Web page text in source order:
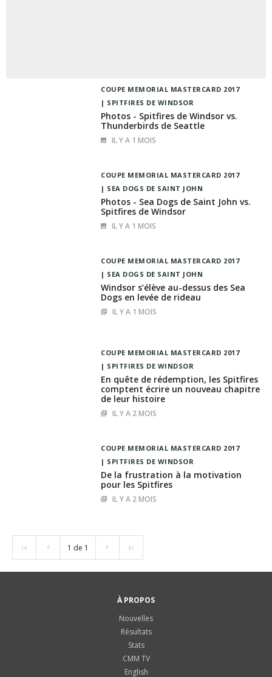
COUPE MEMORIAL MASTERCARD 2017
SPITFIRES DE WINDSOR
Photos - Spitfires de Windsor vs.
Thunderbirds de Seattle
IL Y A 1 MOIS
COUPE MEMORIAL MASTERCARD 2017
SEA DOGS DE SAINT JOHN
Photos - Sea Dogs de Saint John vs.
Spitfires de Windsor
IL Y A 1 MOIS
COUPE MEMORIAL MASTERCARD 2017
SEA DOGS DE SAINT JOHN
Windsor s’élève au-dessus des Sea
Dogs en levée de rideau
IL Y A 1 MOIS
COUPE MEMORIAL MASTERCARD 2017
SPITFIRES DE WINDSOR
En quête de rédemption, les Spitfires
comptent écrire un nouveau chapitre
de leur histoire
IL Y A 2 MOIS
COUPE MEMORIAL MASTERCARD 2017
SPITFIRES DE WINDSOR
De la frustration à la motivation
pour les Spitfires
IL Y A 2 MOIS
1 de 1
À PROPOS
Nouvelles
Résultats
Stats
CMM TV
English